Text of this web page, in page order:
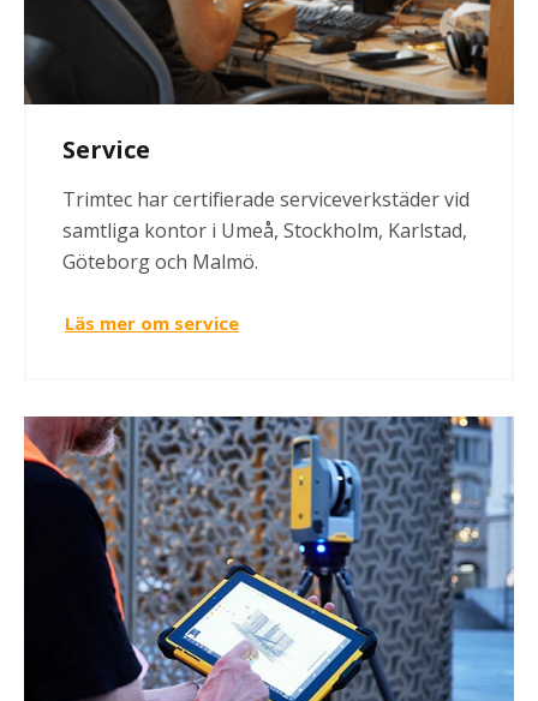
Service
Trimtec har certifierade serviceverkstäder vid
samtliga kontor i Umeå, Stockholm, Karlstad,
Göteborg och Malmö.
Läs mer om service